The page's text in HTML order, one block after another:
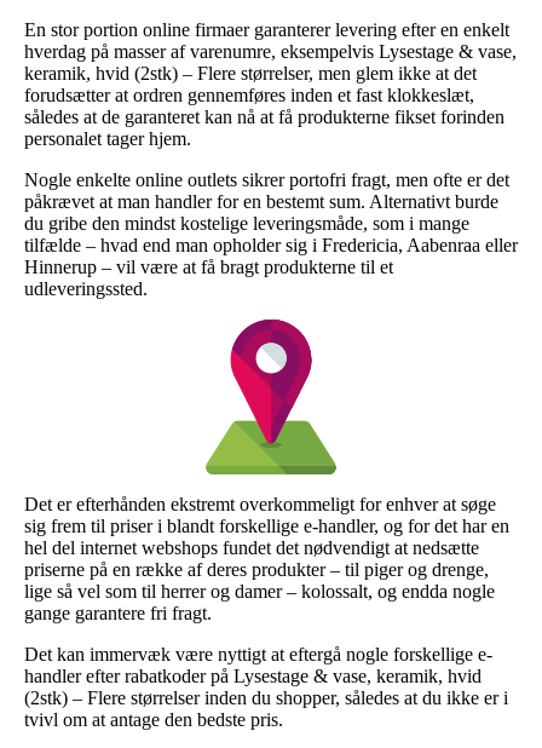
En stor portion online firmaer garanterer levering efter en enkelt
hverdag på masser af varenumre, eksempelvis Lysestage & vase,
keramik, hvid (2stk) – Flere størrelser, men glem ikke at det
forudsætter at ordren gennemføres inden et fast klokkeslæt,
således at de garanteret kan nå at få produkterne fikset forinden
personalet tager hjem.
Nogle enkelte online outlets sikrer portofri fragt, men ofte er det
påkrævet at man handler for en bestemt sum. Alternativt burde
du gribe den mindst kostelige leveringsmåde, som i mange
tilfælde – hvad end man opholder sig i Fredericia, Aabenraa eller
Hinnerup – vil være at få bragt produkterne til et
udleveringssted.
Det er efterhånden ekstremt overkommeligt for enhver at søge
sig frem til priser i blandt forskellige e-handler, og for det har en
hel del internet webshops fundet det nødvendigt at nedsætte
priserne på en række af deres produkter – til piger og drenge,
lige så vel som til herrer og damer – kolossalt, og endda nogle
gange garantere fri fragt.
Det kan immervæk være nyttigt at eftergå nogle forskellige e-
handler efter rabatkoder på Lysestage & vase, keramik, hvid
(2stk) – Flere størrelser inden du shopper, således at du ikke er i
tvivl om at antage den bedste pris.